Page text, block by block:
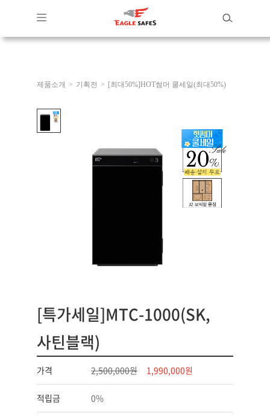
제품소개 > 기획전 > [최대50%]HOT썸머 쿨세일(최대50%)
[특가세일]MTC-1000(SK,
사틴블랙)
가격 2,500,000원 1,990,000원
적립금 0%